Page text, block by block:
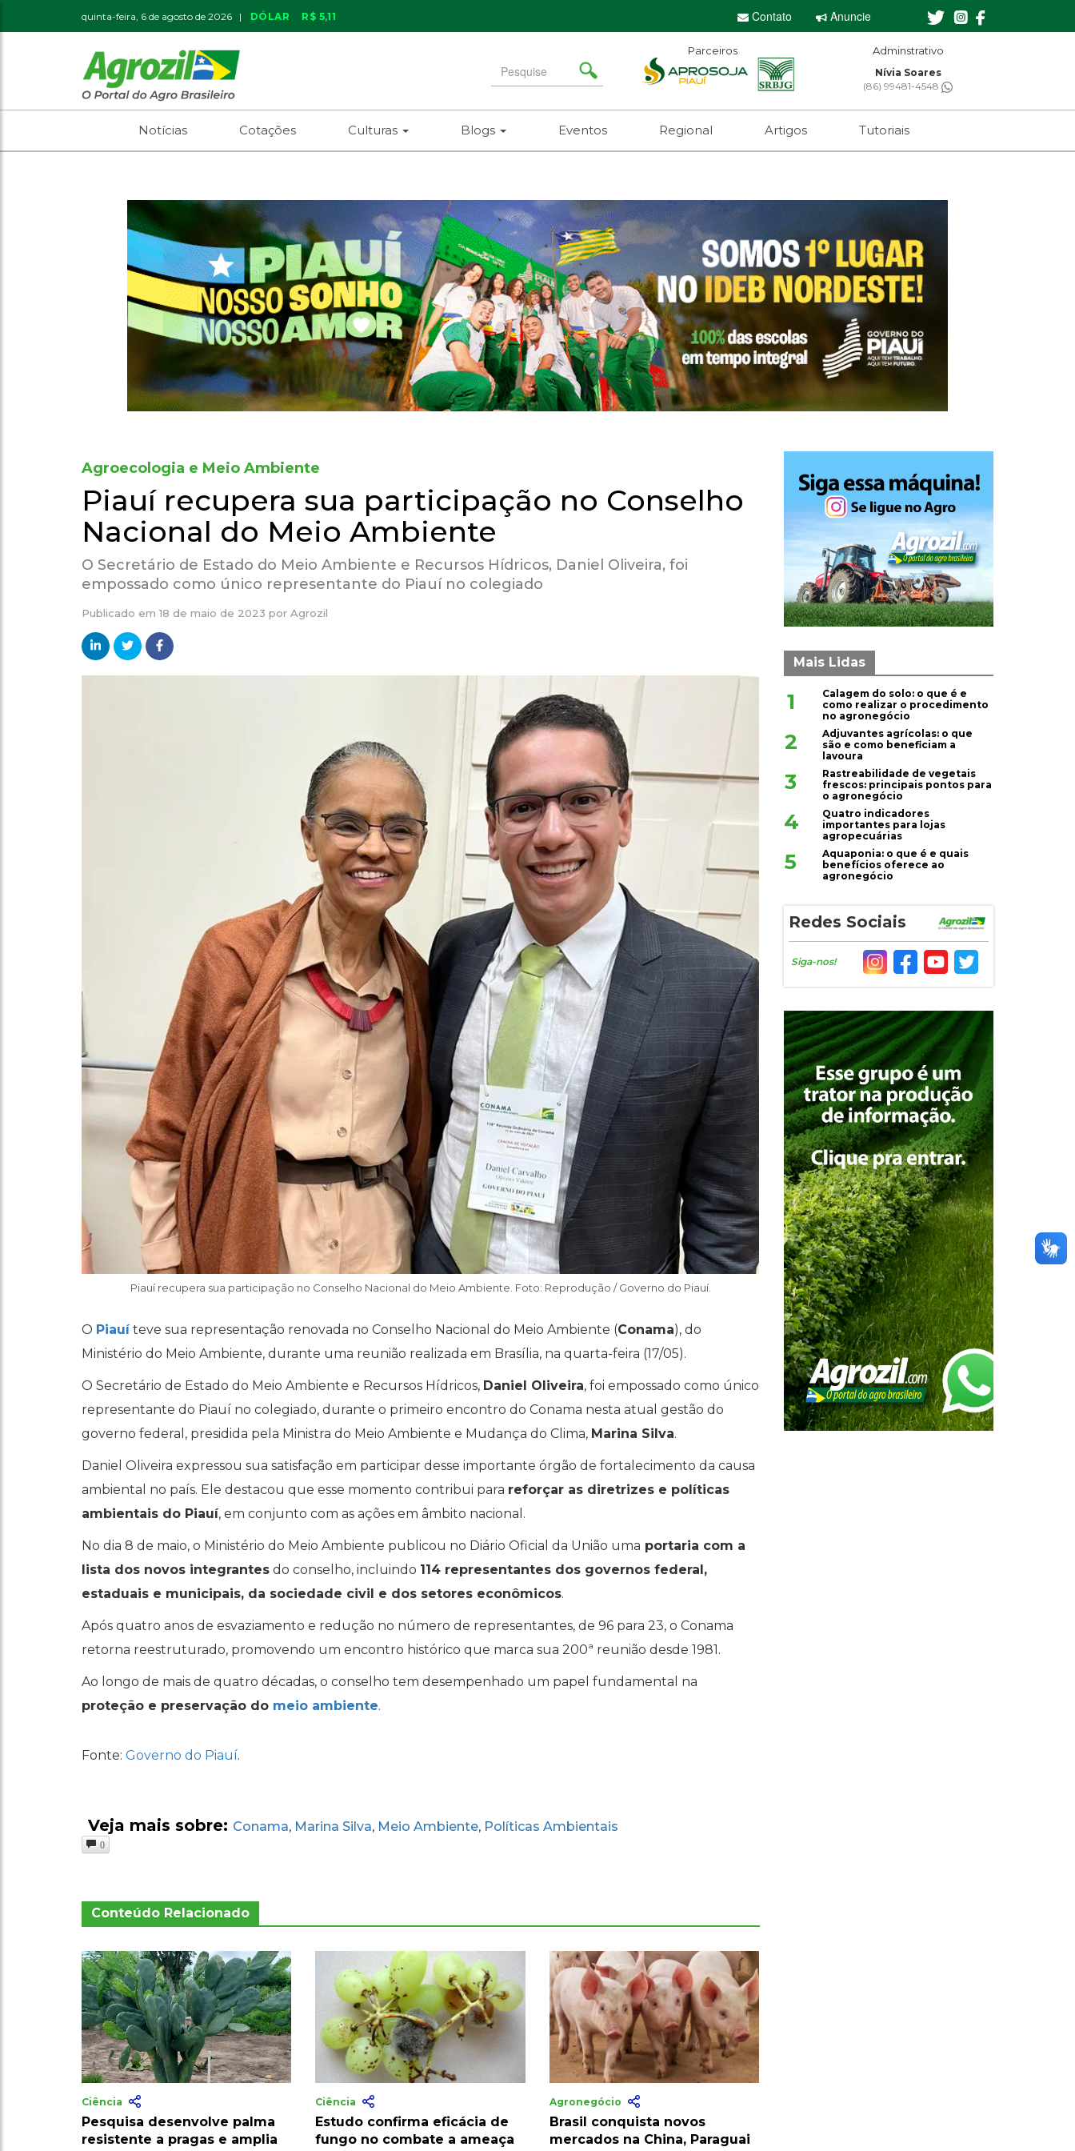
quinta-feira, 6 de agosto de 2026 | DÓLAR R$ 5,11 Contato Anuncie
Search
for
Parceiros Editor-chefe
Sebastian Eugênio
(61) 99650-2473
Adminstrativo
Nívia Soares
(86) 99481-4548
Notícias Cotações Culturas Blogs Eventos Regional Artigos Tutoriais
Agroecologia e Meio Ambiente
Piauí recupera sua participação no Conselho
Nacional do Meio Ambiente
O Secretário de Estado do Meio Ambiente e Recursos Hídricos, Daniel Oliveira, foi
empossado como único representante do Piauí no colegiado
Publicado em18 de maio de 2023 por Agrozil
Piauí recupera sua participação no Conselho Nacional do Meio Ambiente. Foto: Reprodução / Governo do Piauí.
O Piauíteve sua representação renovada no Conselho Nacional do Meio Ambiente (Conama), do
Ministério do Meio Ambiente, durante uma reunião realizada em Brasília, na quarta-feira (17/05).
O Secretário de Estado do Meio Ambiente e Recursos Hídricos, Daniel Oliveira, foi empossado como único
representante do Piauí no colegiado, durante o primeiro encontro do Conama nesta atual gestão do
governo federal, presidida pela Ministra do Meio Ambiente e Mudança do Clima, Marina Silva.
Daniel Oliveira expressou sua satisfação em participar desse importante órgão de fortalecimento da causa
ambiental no país. Ele destacou que esse momento contribui para reforçar as diretrizes e políticas
ambientais do Piauí, em conjunto com as ações em âmbito nacional.
No dia 8 de maio, o Ministério do Meio Ambiente publicou no Diário Oficial da União uma portaria com a
lista dos novos integrantes do conselho, incluindo 114 representantes dos governos federal,
estaduais e municipais, da sociedade civil e dos setores econômicos.
Após quatro anos de esvaziamento e redução no número de representantes, de 96 para 23, o Conama
retorna reestruturado, promovendo um encontro histórico que marca sua 200ª reunião desde 1981.
Ao longo de mais de quatro décadas, o conselho tem desempenhado um papel fundamental na
proteção e preservação do meio ambiente.
Fonte: Governo do Piauí.
Veja mais sobre: Conama, Marina Silva, Meio Ambiente, Políticas Ambientais
0
Conteúdo Relacionado
Ciência
Pesquisa desenvolve palma
resistente a pragas e amplia
Ciência
Estudo confirma eficácia de
fungo no combate a ameaça
Agronegócio
Brasil conquista novos
mercados na China, Paraguai
Mais Lidas
1
Calagem do solo: o que é e
como realizar o procedimento
no agronegócio
2
Adjuvantes agrícolas: o que
são e como beneficiam a
lavoura
3
Rastreabilidade de vegetais
frescos: principais pontos para
o agronegócio
4
Quatro indicadores
importantes para lojas
agropecuárias
5
Aquaponia: o que é e quais
benefícios oferece ao
agronegócio
Redes Sociais
Siga-nos!